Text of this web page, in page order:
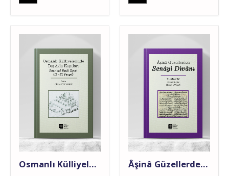
Osmanlı Külliyelerinde Dış Avlu Kapıları İstanbul Fatih İlçesi (15.-17. Yüzyıl) Âşinâ Güzellerden SENÂYÎ DÎVÂNI